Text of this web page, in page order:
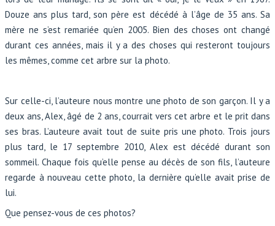
Douze ans plus tard, son père est décédé à l’âge de 35 ans. Sa
mère ne s’est remariée qu’en 2005. Bien des choses ont changé
durant ces années, mais il y a des choses qui resteront toujours
les mêmes, comme cet arbre sur la photo.
Sur celle-ci, l’auteure nous montre une photo de son garçon. Il y a
deux ans, Alex, âgé de 2 ans, courrait vers cet arbre et le prit dans
ses bras. L’auteure avait tout de suite pris une photo. Trois jours
plus tard, le 17 septembre 2010, Alex est décédé durant son
sommeil. Chaque fois qu’elle pense au décès de son fils, l’auteure
regarde à nouveau cette photo, la dernière qu’elle avait prise de
lui.
Que pensez-vous de ces photos?